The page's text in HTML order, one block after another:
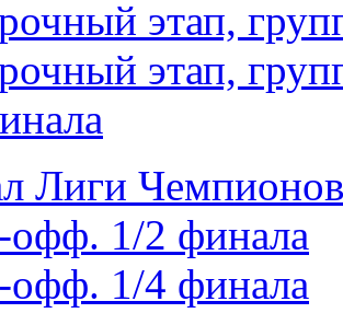
этап,
этап,
Лиги Чемпионов
1/2 финала
1/4 финала